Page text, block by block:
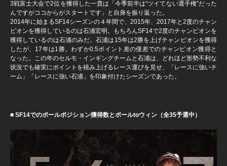
3戦富士大会で2位を獲得した一貴は「今季前半は“ツイてない選手権”だった
んですがココからがスタートです」と自身を振り返った。
2014年に始まるSF14シーズンの４年間で、2015年、2017年と2度のチャン
ピオンを獲得しているのは石浦宏明。もちろんSF14で2度のチャンピオンを
獲得しているのは石浦のみだ。石浦は15年は2勝を上げチャンピオンを獲得
したが、17年は1勝。わずか0.5ポイント差の僅差でのチャンピオン獲得と
なった。この年のセルモ・インギングチームと石浦は、どれほど形勢不利な
状況でも確実にポイントを積み上げるレース運びを見せ、「レースに強いチ
ーム」「レースに強い石浦」を印象付けたシーズンであった。
■ SF14でのポールポジション獲得数とポールtoウィン（全35予選中）